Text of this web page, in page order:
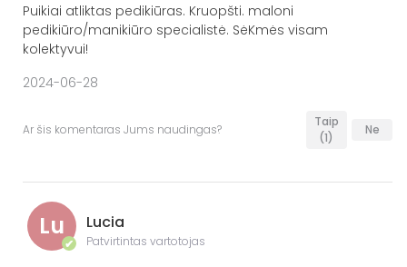
Puikiai atliktas pedikiūras. Kruopšti. maloni
pedikiūro/manikiūro specialistė. SėKmės visam
kolektyvui!
2024-06-28
Ar šis komentaras Jums naudingas?
Taip
(1)
Ne
Lu
✔
Lucia
Patvirtintas vartotojas